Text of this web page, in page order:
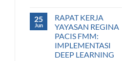
25
Jun
RAPAT KERJA
YAYASAN REGINA
PACIS FMM:
IMPLEMENTASI
DEEP LEARNING